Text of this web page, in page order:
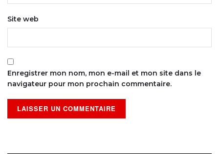
Site web
Enregistrer mon nom, mon e-mail et mon site dans le
navigateur pour mon prochain commentaire.